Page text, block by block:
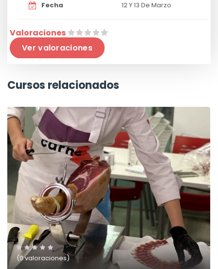
Fecha 12 Y 13 De Marzo
Valoraciones
Ver valoraciones
Cursos relacionados
(0 valoraciones)